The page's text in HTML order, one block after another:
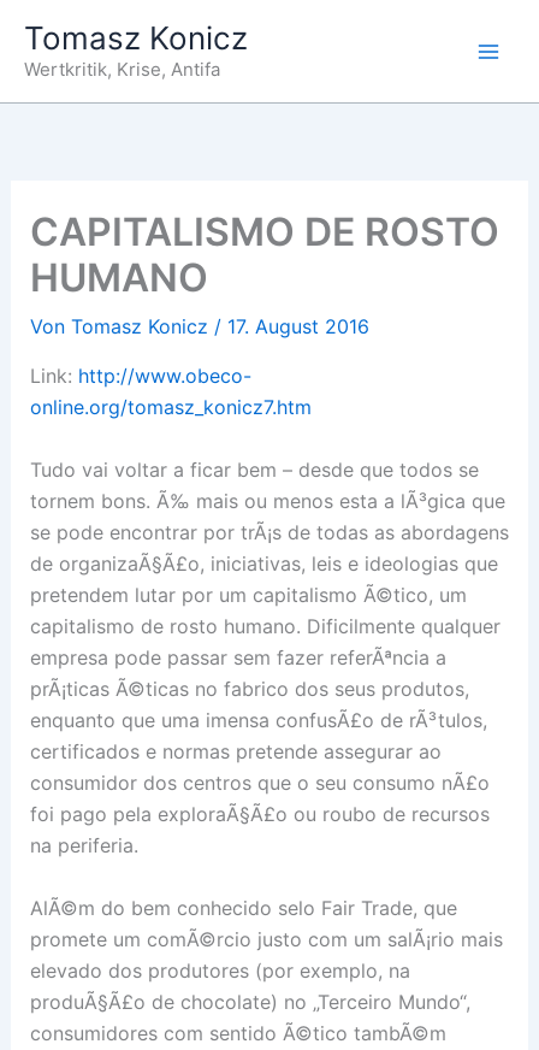
Inhalt
springen
Tomasz Konicz
Wertkritik, Krise, Antifa
CAPITALISMO DE ROSTO
HUMANO
Von Tomasz Konicz / 17. August 2016
Link: http://www.obeco-
online.org/tomasz_konicz7.htm
Tudo vai voltar a ficar bem – desde que todos se
tornem bons. Ã‰ mais ou menos esta a lÃ³gica que
se pode encontrar por trÃ¡s de todas as abordagens
de organizaÃ§Ã£o, iniciativas, leis e ideologias que
pretendem lutar por um capitalismo Ã©tico, um
capitalismo de rosto humano. Dificilmente qualquer
empresa pode passar sem fazer referÃªncia a
prÃ¡ticas Ã©ticas no fabrico dos seus produtos,
enquanto que uma imensa confusÃ£o de rÃ³tulos,
certificados e normas pretende assegurar ao
consumidor dos centros que o seu consumo nÃ£o
foi pago pela exploraÃ§Ã£o ou roubo de recursos
na periferia.
AlÃ©m do bem conhecido selo Fair Trade, que
promete um comÃ©rcio justo com um salÃ¡rio mais
elevado dos produtores (por exemplo, na
produÃ§Ã£o de chocolate) no „Terceiro Mundo“,
consumidores com sentido Ã©tico tambÃ©m